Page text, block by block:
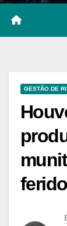
GESTÃO DE
ferido